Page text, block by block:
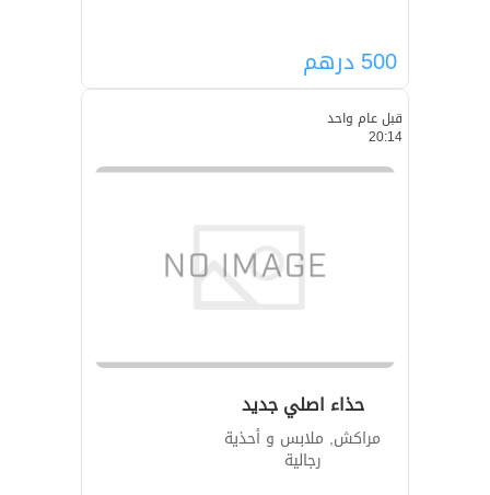
500درهم
قبل عام واحد
20:14
حذاء اصلي جديد
مراكش, ملابس و أحذية
رجالية